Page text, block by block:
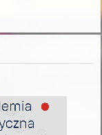
polityczno-